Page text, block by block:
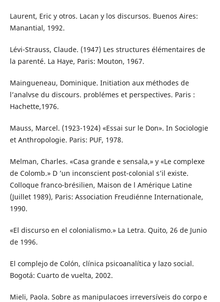
Laurent, Eric y otros. Lacan y los discursos. Buenos Aires:
Manantial, 1992.
Lévi-Strauss, Claude. (1947) Les structures élémentaires de
la parenté. La Haye, Paris: Mouton, 1967.
Maingueneau, Dominique. Initiation aux méthodes de
l’analvse du discours. problémes et perspectives. Paris :
Hachette,1976.
Mauss, Marcel. (1923-1924) «Essai sur le Don». In Sociologie
et Anthropologie. Paris: PUF, 1978.
Melman, Charles. «Casa grande e sensala,» y «Le complexe
de Colomb.» D ’un inconscient post-colonial s’il existe.
Colloque franco-brésilien, Maison de l Amérique Latine
(Juillet 1989), Paris: Association Freudiénne Internationale,
1990.
«El discurso en el colonialismo.» La Letra. Quito, 26 de Junio
de 1996.
El complejo de Colón, clínica psicoanalítica y lazo social.
Bogotá: Cuarto de vuelta, 2002.
Mieli, Paola. Sobre as manipulacoes irreversíveis do corpo e